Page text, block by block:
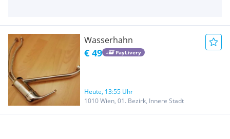
Wasserhahn
€ 49 PayLivery
Heute, 13:55 Uhr
1010 Wien, 01. Bezirk, Innere Stadt